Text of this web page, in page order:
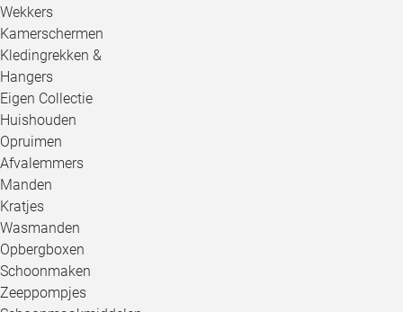
Wekkers
Kamerschermen
Kledingrekken &
Hangers
Eigen Collectie
Huishouden
Opruimen
Afvalemmers
Manden
Kratjes
Wasmanden
Opbergboxen
Schoonmaken
Zeeppompjes